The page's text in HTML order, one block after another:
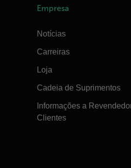
Empresa
Notícias
Carreiras
Loja
Cadeia de Suprimentos
Informações a
Clientes